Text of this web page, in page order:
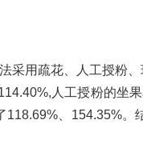
采用疏花、人工授粉
人工授粉的坐
、154.35%。